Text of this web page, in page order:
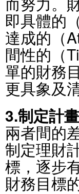
即具體的
達成的（
間性的（
單的財務
更具象及
3.制定計
兩者間的
制定理財
標，逐步
財務目標